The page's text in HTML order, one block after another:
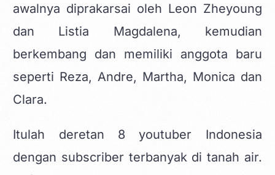
awalnya diprakarsai oleh Leon Zheyoung
dan Listia Magdalena, kemudian
berkembang dan memiliki anggota baru
seperti Reza, Andre, Martha, Monica dan
Clara.
Itulah deretan 8 youtuber Indonesia
dengan subscriber terbanyak di tanah air.